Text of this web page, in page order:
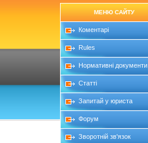
МЕНЮ САЙТУ
Коментарі
Rules
Нормативні документи
Статті
Запитай у юриста
Форум
Зворотній зв'язок